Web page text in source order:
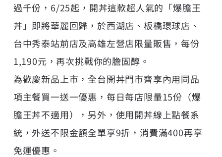
過千份，6/25起，開丼這款超人氣的「爆膽王
丼」即將華麗回歸，於西湖店、板橋環球店、
台中秀泰站前店及高雄左營店限量販售，每份
1,190元，再次挑戰你的膽固醇。
為歡慶新品上市，全台開丼門市齊享內用同品
項主餐買一送一優惠，每日每店限量15份（爆
膽王丼不適用），另外，使用開丼線上點餐系
統，外送不限金額全單享9折，消費滿400再享
免運優惠。